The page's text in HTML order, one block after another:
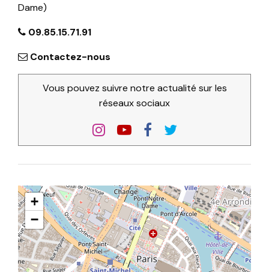
Dame)
09.85.15.71.91
Contactez-nous
Vous pouvez suivre notre actualité sur les
réseaux sociaux
+
−